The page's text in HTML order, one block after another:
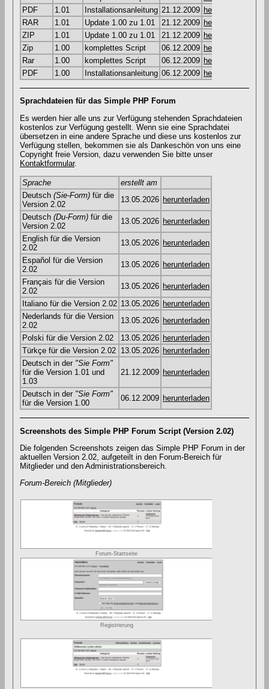
PDF
1.01 Installationsanleitung 21.12.2009 herunterladen
RAR
1.01 Update 1.00 zu 1.01 21.12.2009 herunterladen
ZIP
1.01 Update 1.00 zu 1.01 21.12.2009 herunterladen
Zip
1.00 komplettes Script 06.12.2009 herunterladen
Rar
1.00 komplettes Script 06.12.2009 herunterladen
PDF
1.00 Installationsanleitung 06.12.2009 herunterladen
Sprachdateien für das Simple PHP Forum
Es werden hier alle uns zur Verfügung stehenden Sprachdateien
kostenlos zur Verfügung gestellt. Wenn sie eine Sprachdatei
übersetzen in eine andere Sprache und diese uns kostenlos zur
Verfügung stellen, bekommen sie als Dankeschön von uns eine
Copyright freie Version, dazu verwenden Sie bitte unser
Kontaktformular.
Sprache
erstellt am
Deutsch (Sie-Form) für die
Version 2.02
13.05.2026 herunterladen
Deutsch (Du-Form) für die
Version 2.02
13.05.2026 herunterladen
English für die Version
2.02
13.05.2026 herunterladen
Español für die Version
2.02
13.05.2026 herunterladen
Français für die Version
2.02
13.05.2026 herunterladen
Italiano für die Version 2.02 13.05.2026 herunterladen
Nederlands für die Version
2.02
13.05.2026 herunterladen
Polski für die Version 2.02
13.05.2026 herunterladen
Türkçe für die Version 2.02 13.05.2026 herunterladen
Deutsch in der "Sie Form"
für die Version 1.01 und
1.03
21.12.2009 herunterladen
Deutsch in der "Sie Form"
für die Version 1.00
06.12.2009 herunterladen
Screenshots des Simple PHP Forum Script (Version 2.02)
Die folgenden Screenshots zeigen das Simple PHP Forum in der
aktuellen Version 2.02, aufgeteilt in den Forum-Bereich für
Mitglieder und den Administrationsbereich.
Forum-Bereich (Mitglieder)
Forum-Startseite
Registrierung